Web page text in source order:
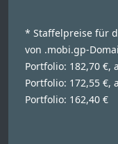
* Staffelpreise für
von .mobi.gp-
Portfolio: 182,70 €,
Portfolio: 172,55 €,
Portfolio: 162,40 €